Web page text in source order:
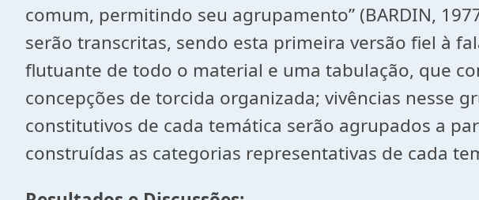
comum, permitindo seu agrupamento” (BARDIN,
serão transcritas, sendo esta primeira versão fiel à
flutuante de todo o material e uma tabulação, que
concepções de torcida organizada; vivências nesse
constitutivos de cada temática serão agrupados a
construídas as categorias representativas de cada